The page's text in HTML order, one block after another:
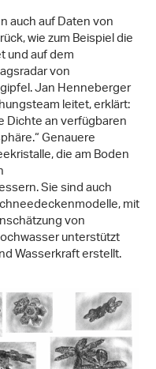
auch auf Daten von
wie zum Beispiel die
und auf dem
von
Jan Henneberger
leitet, erklärt:
Dichte an verfügbaren
Genauere
die am Boden
Sie sind auch
mit
von
unterstützt
Wasserkraft erstellt.